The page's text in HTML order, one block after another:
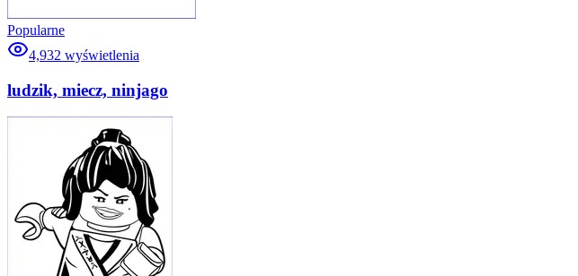
Popularne
4,932 wyświetlenia
ludzik, miecz, ninjago